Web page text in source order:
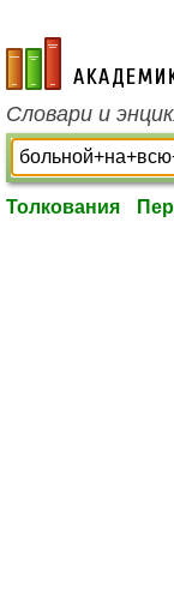
academic.ru
Словари и
Толкования